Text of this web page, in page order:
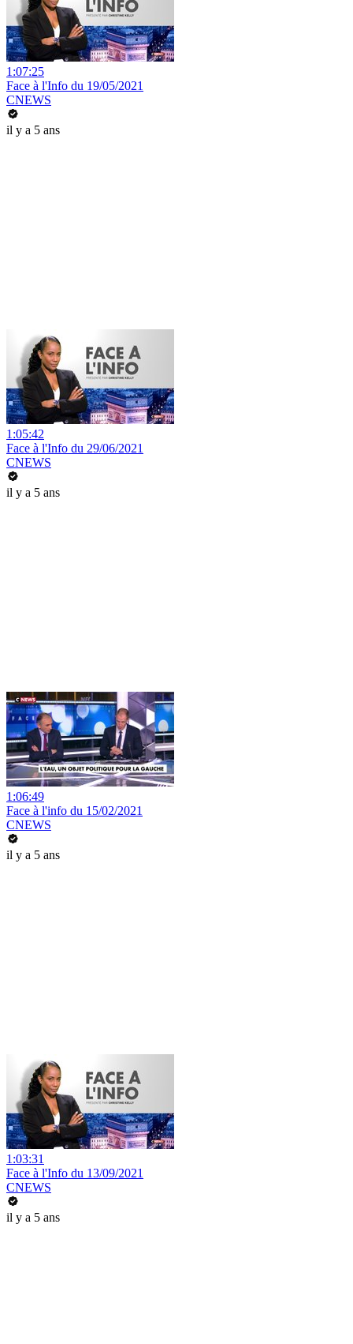
1:07:25
Face à l'Info du 19/05/2021
CNEWS
il y a 5 ans
1:05:42
Face à l'Info du 29/06/2021
CNEWS
il y a 5 ans
1:06:49
Face à l'info du 15/02/2021
CNEWS
il y a 5 ans
1:03:31
Face à l'Info du 13/09/2021
CNEWS
il y a 5 ans